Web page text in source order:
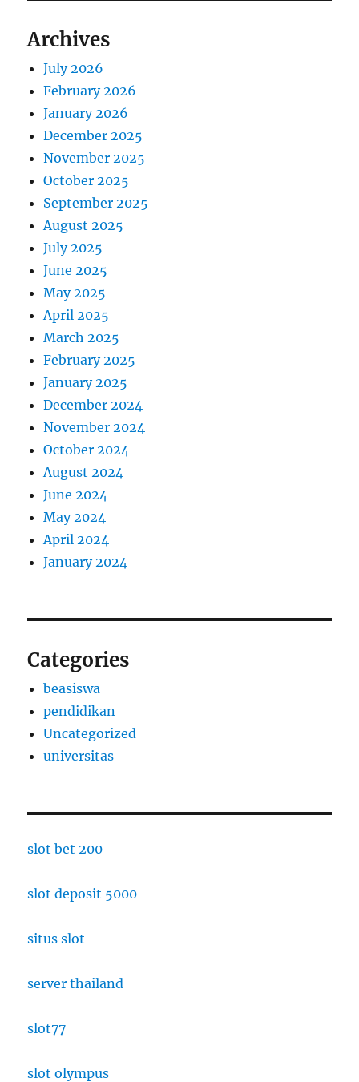
Archives
July 2026
February 2026
January 2026
December 2025
November 2025
October 2025
September 2025
August 2025
July 2025
June 2025
May 2025
April 2025
March 2025
February 2025
January 2025
December 2024
November 2024
October 2024
August 2024
June 2024
May 2024
April 2024
January 2024
Categories
beasiswa
pendidikan
Uncategorized
universitas
slot bet 200
slot deposit 5000
situs slot
server thailand
slot77
slot olympus